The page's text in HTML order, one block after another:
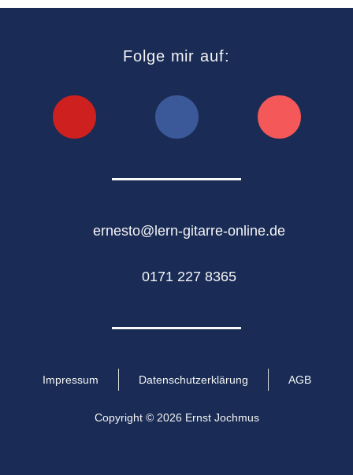
Folge mir auf:
ernesto@lern-gitarre-online.de
0171 227 8365
Impressum Datenschutzerklärung AGB
Copyright © 2026 Ernst Jochmus